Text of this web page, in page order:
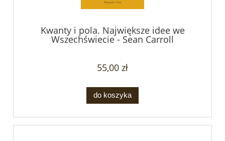
Kwanty i pola. Największe idee we
Wszechświecie - Sean Carroll
55,00 zł
do koszyka